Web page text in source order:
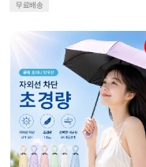
무료배송